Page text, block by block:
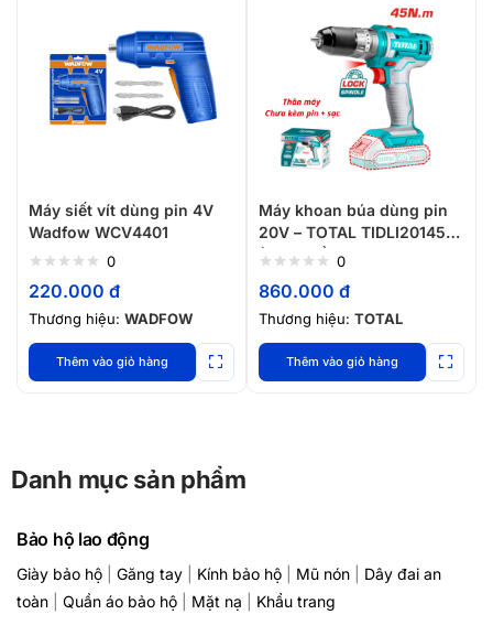
Máy siết vít dùng pin 4V
Wadfow WCV4401
0
220.000 đ
Thương hiệu: WADFOW
Thêm vào giỏ hàng
Máy khoan búa dùng pin
20V – TOTAL TIDLI201455
(Chưa gồm pin và sạc)
0
860.000 đ
Thương hiệu: TOTAL
Thêm vào giỏ hàng
Danh mục sản phẩm
Bảo hộ lao động
Giày bảo hộ Găng tay Kính bảo hộ Mũ nón
Dây đai an
toàn
Quần áo bảo hộ Mặt nạ Khẩu trang